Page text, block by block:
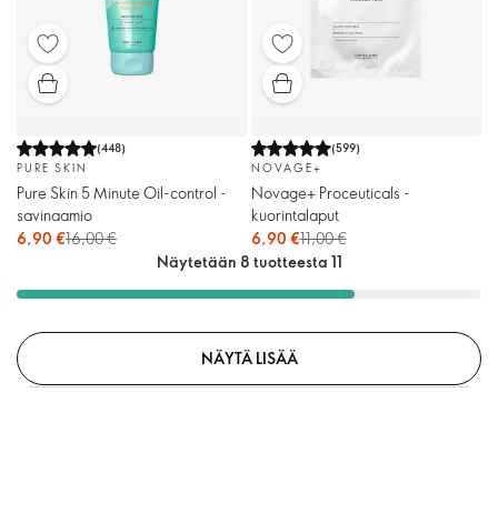
(448)
PURE SKIN
Pure Skin 5 Minute Oil-control -
savinaamio
6,90 €16,00 €
(599)
NOVAGE+
Novage+ Proceuticals -
kuorintalaput
6,90 €11,00 €
Näytetään 8 tuotteesta 11
NÄYTÄ LISÄÄ